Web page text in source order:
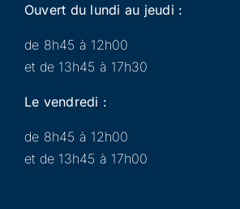
Ouvert du lundi au jeudi :
de 8h45 à 12h00
et de 13h45 à 17h30
Le vendredi :
de 8h45 à 12h00
et de 13h45 à 17h00